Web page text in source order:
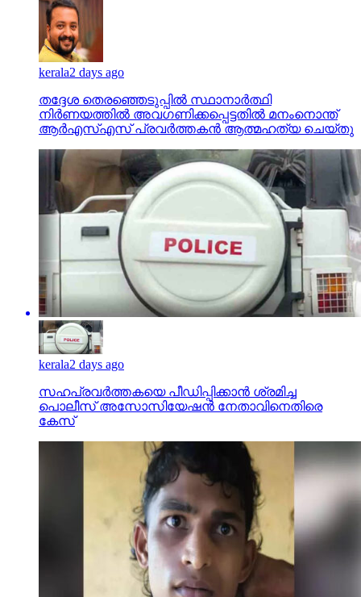
kerala2 days ago
തദ്ദേശ തെരഞ്ഞെടുപ്പില്‍ സ്ഥാനാര്‍ത്ഥി
നിര്‍ണയത്തില്‍ അവഗണിക്കപ്പെട്ടതില്‍ മനംനൊന്ത്
ആര്‍എസ്എസ് പ്രവര്‍ത്തകന്‍ ആത്മഹത്യ ചെയ്തു
kerala2 days ago
സഹപ്രവര്‍ത്തകയെ പീഡിപ്പിക്കാന്‍ ശ്രമിച്ച
പൊലീസ് അസോസിയേഷന്‍ നേതാവിനെതിരെ
കേസ്